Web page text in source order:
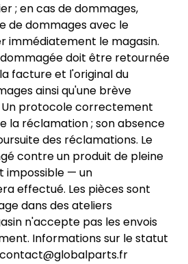
; en cas de dommages,
de dommages avec le
immédiatement le magasin.
doit être retournée
facture et l'original du
ainsi qu'une brève
Un protocole correctement
la réclamation ; son absence
des réclamations. Le
contre un produit de pleine
impossible — un
effectué. Les pièces sont
dans des ateliers
n'accepte pas les envois
Informations sur le statut